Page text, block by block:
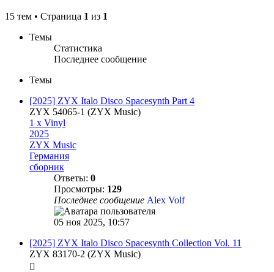
15 тем • Страница 1 из 1
Темы
Статистика
Последнее сообщение
Темы
[2025] ZYX Italo Disco Spacesynth Part 4
ZYX 54065-1 (ZYX Music)
1 x Vinyl
2025
ZYX Music
Германия
сборник
Ответы: 0
Просмотры: 129
Последнее сообщение Alex Volf
05 ноя 2025, 10:57
[2025] ZYX Italo Disco Spacesynth Collection Vol. 11
ZYX 83170-2 (ZYX Music)